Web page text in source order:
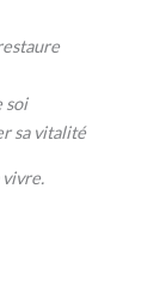
soi
sa vitalité